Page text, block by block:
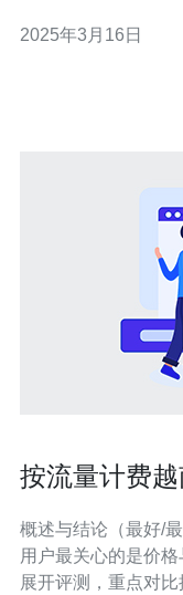
迅速，吸引了许多国
2025年3月16日
按流量计费
概述与结论（最好/
用户最关心的是价
展开评测，重点对